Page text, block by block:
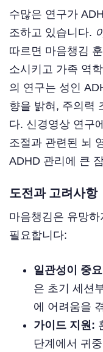
수많은 연구가
조하고 있습니다.
따르면 마음챙김
소시키고 가족 역
의 연구는 성인
향을 밝혀, 주의력
다. 신경영상 연구
조절과 관련된 뇌
ADHD 관리에 큰
도전과 고려사항
마음챙김은 유망
필요합니다:
일관성이 중
은 초기 세션
에 어려움을
가이드 지원:
단계에서 귀